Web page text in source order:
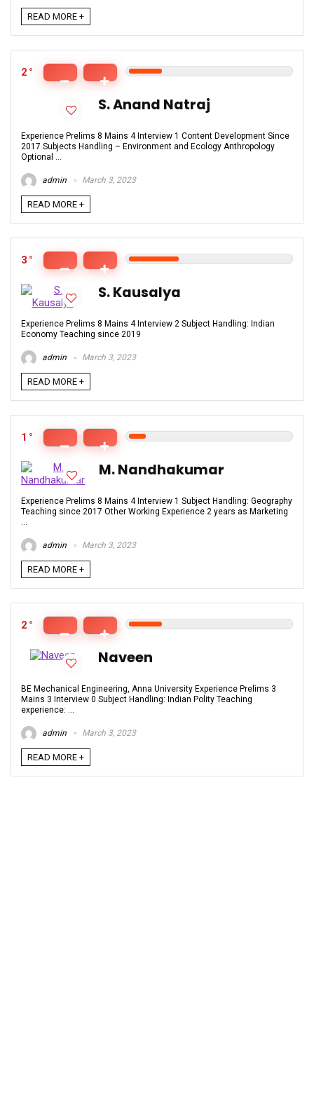
READ MORE +
2
S. Anand Natraj
Experience Prelims 8 Mains 4 Interview 1 Content Development Since
2017 Subjects Handling – Environment and Ecology Anthropology
Optional ...
admin March 3, 2023
READ MORE +
3
S. Kausalya
Experience Prelims 8 Mains 4 Interview 2 Subject Handling: Indian
Economy Teaching since 2019
admin March 3, 2023
READ MORE +
1
M. Nandhakumar
Experience Prelims 8 Mains 4 Interview 1 Subject Handling: Geography
Teaching since 2017 Other Working Experience 2 years as Marketing
...
admin March 3, 2023
READ MORE +
2
Naveen
BE Mechanical Engineering, Anna University Experience Prelims 3
Mains 3 Interview 0 Subject Handling: Indian Polity Teaching
experience: ...
admin March 3, 2023
READ MORE +